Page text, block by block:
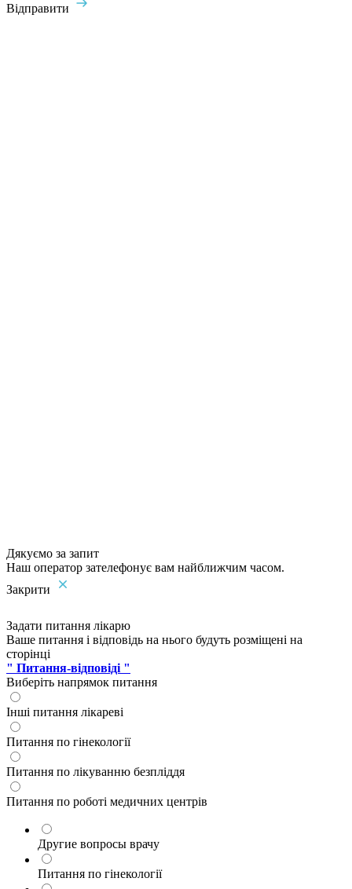
Відправити
Дякуємо за запит
Наш оператор зателефонує вам найближчим часом.
Закрити
Задати питання лікарю
Ваше питання і відповідь на нього будуть розміщені на
сторінці
" Питання-відповіді "
Виберіть напрямок питання
Інші питання лікареві
Питання по гінекології
Питання по лікуванню безпліддя
Питання по роботі медичних центрів
Другие вопросы врачу
Питання по гінекології